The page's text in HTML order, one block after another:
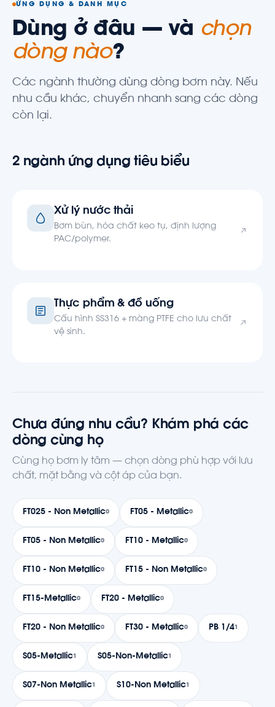
ỨNG DỤNG & DANH MỤC
Dùng ở đâu — và chọn
dòng nào?
Các ngành thường dùng dòng bơm này. Nếu
nhu cầu khác, chuyển nhanh sang các dòng
còn lại.
2 ngành ứng dụng tiêu biểu
Xử lý nước thải
Bơm bùn, hóa chất keo tụ, định lượng
PAC/polymer.
Thực phẩm & đồ uống
Cấu hình SS316 + màng PTFE cho lưu chất
vệ sinh.
Chưa đúng nhu cầu? Khám phá các
dòng cùng họ
Cùng họ bơm ly tâm — chọn dòng phù hợp với lưu
chất, mặt bằng và cột áp của bạn.
FT025 - Non Metallic0 FT05 - Metallic0
FT05 - Non Metallic0 FT10 - Metallic0
FT10 - Non Metallic0 FT15 - Non Metallic0
FT15-Metallic0 FT20 - Metallic0
FT20 - Non Metallic0 FT30 - Metallic0 PB 1/41
S05-Metallic1 S05-Non-Metallic1
S07-Non Metallic1 S10-Non Metallic1